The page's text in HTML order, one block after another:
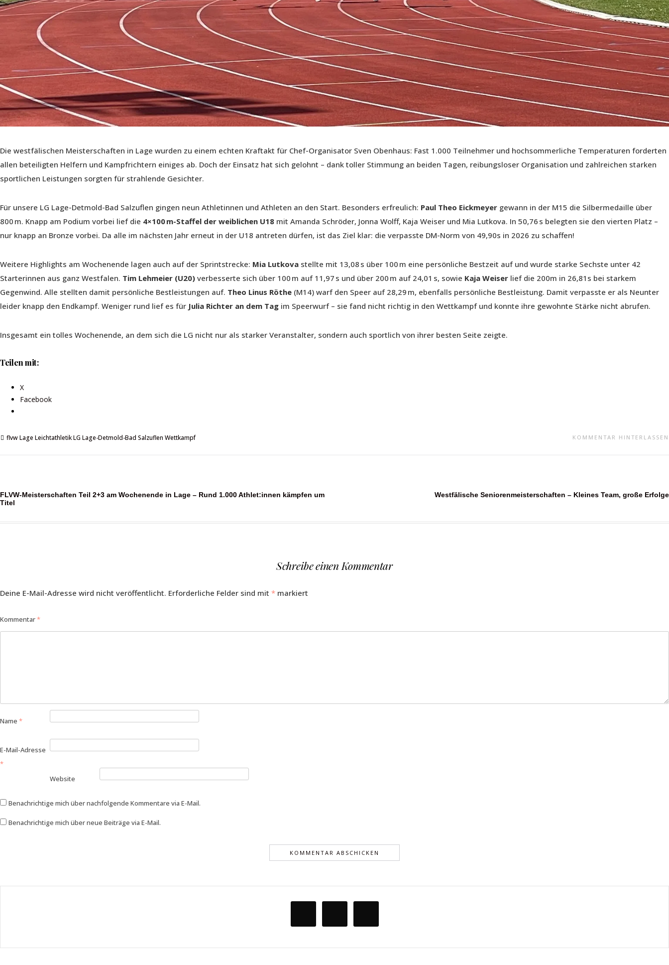
Die westfälischen Meisterschaften in Lage wurden zu einem echten Kraftakt für Chef-Organisator Sven Obenhaus: Fast 1.000 Teilnehmer und hochsommerliche Temperaturen forderten
allen beteiligten Helfern und Kampfrichtern einiges ab. Doch der Einsatz hat sich gelohnt – dank toller Stimmung an beiden Tagen, reibungsloser Organisation und zahlreichen starken
sportlichen Leistungen sorgten für strahlende Gesichter.
Für unsere LG Lage-Detmold-Bad Salzuflen gingen neun Athletinnen und Athleten an den Start. Besonders erfreulich: Paul Theo Eickmeyer gewann in der M15 die Silbermedaille über
800 m. Knapp am Podium vorbei lief die 4×100 m-Staffel der weiblichen U18 mit Amanda Schröder, Jonna Wolff, Kaja Weiser und Mia Lutkova. In 50,76 s belegten sie den vierten Platz –
nur knapp an Bronze vorbei. Da alle im nächsten Jahr erneut in der U18 antreten dürfen, ist das Ziel klar: die verpasste DM-Norm von 49,90s in 2026 zu schaffen!
Weitere Highlights am Wochenende lagen auch auf der Sprintstrecke: Mia Lutkova stellte mit 13,08 s über 100 m eine persönliche Bestzeit auf und wurde starke Sechste unter 42
Starterinnen aus ganz Westfalen. Tim Lehmeier (U20) verbesserte sich über 100 m auf 11,97 s und über 200 m auf 24,01 s, sowie Kaja Weiser lief die 200m in 26,81s bei starkem
Gegenwind. Alle stellten damit persönliche Bestleistungen auf. Theo Linus Röthe (M14) warf den Speer auf 28,29 m, ebenfalls persönliche Bestleistung. Damit verpasste er als Neunter
leider knapp den Endkampf. Weniger rund lief es für Julia Richter an dem Tag im Speerwurf – sie fand nicht richtig in den Wettkampf und konnte ihre gewohnte Stärke nicht abrufen.
Insgesamt ein tolles Wochenende, an dem sich die LG nicht nur als starker Veranstalter, sondern auch sportlich von ihrer besten Seite zeigte.
Teilen mit:
X
Facebook
flvwLage LeichtathletikLG Lage-Detmold-Bad Salzuflen Wettkampf KOMMENTAR HINTERLASSEN
Beitragsnavigation
FLVW-Meisterschaften Teil 2+3 am Wochenende in Lage – Rund 1.000 Athlet:innen kämpfen um
Titel
Westfälische Seniorenmeisterschaften – Kleines Team, große Erfolge
Schreibe einen Kommentar
Deine E-Mail-Adresse wird nicht veröffentlicht. Erforderliche Felder sind mit * markiert
Kommentar*
Name *
E-Mail-Adresse
*
Website
Benachrichtige mich über nachfolgende Kommentare via E-Mail.
Benachrichtige mich über neue Beiträge via E-Mail.